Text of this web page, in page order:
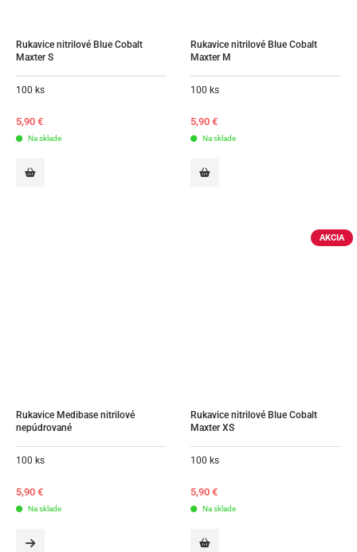
Rukavice nitrilové Blue Cobalt
Maxter S
100 ks
5,90 €
Na sklade
Rukavice nitrilové Blue Cobalt
Maxter M
100 ks
5,90 €
Na sklade
Rukavice Medibase nitrilové
nepúdrované
100 ks
5,90 €
Na sklade
AKCIA
Rukavice nitrilové Blue Cobalt
Maxter XS
100 ks
5,90 €
Na sklade